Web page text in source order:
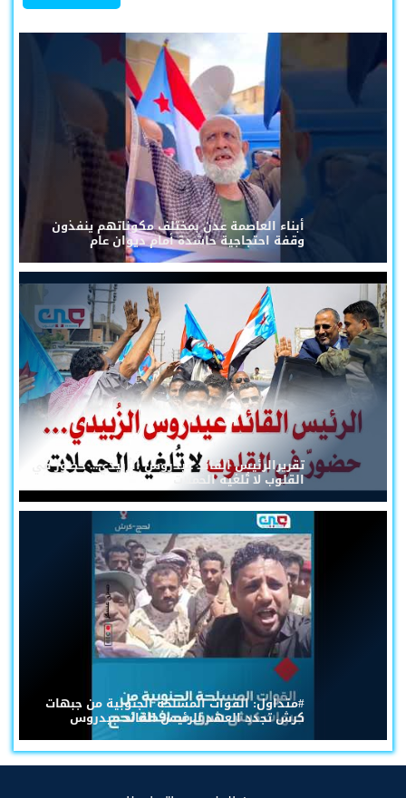
أبناء العاصمة عدن بمختلف مكوناتهم ينفذون
وقفة احتجاجية حاشدة أمام ديوان عام
تقريرالرئيس القائد عيدروس الزُبيدي... حضورٌ في
القلوب لا تُلغيه الحملات
#متداول: القوات المسلحة الجنوبية من جبهات
كرش تجدد العهد للرئيس القائد عيدروس